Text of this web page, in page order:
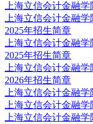
上海立信会计金融
上海立信会计金融
2025年招生简章
上海立信会计金融
2025年招生简章
上海立信会计金融
2026年招生简章
上海立信会计金融
上海立信会计金融
上海立信会计金融